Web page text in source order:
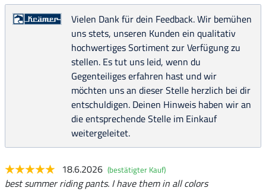
Vielen Dank für dein Feedback. Wir bemühen
uns stets, unseren Kunden ein qualitativ
hochwertiges Sortiment zur Verfügung zu
stellen. Es tut uns leid, wenn du
Gegenteiliges erfahren hast und wir
möchten uns an dieser Stelle herzlich bei dir
entschuldigen. Deinen Hinweis haben wir an
die entsprechende Stelle im Einkauf
weitergeleitet.
18.6.2026 (bestätigter Kauf)
best summer riding pants. I have them in all colors